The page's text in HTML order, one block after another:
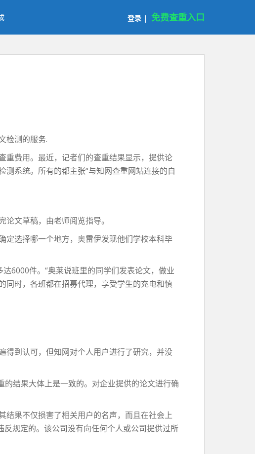
登录 | 免费查重入口
检测的服务.
重费用。最近，记者们的查重结果显示，提供论
系统。所有的都主张“与知网查重网站连接的自
文草稿，由老师阅览指导。
定选择哪一个地方，奥雷伊发现他们学校本科毕
6000件。“奥莱说班里的同学们发表论文，做业
同时，各班都在招募代理，享受学生的充电和慎
得到认可，但知网对个人用户进行了研究，并没
结果大体上是一致的。对企业提供的论文进行确
结果不仅损害了相关用户的名声，而且在社会上
规定的。该公司没有向任何个人或公司提供过所